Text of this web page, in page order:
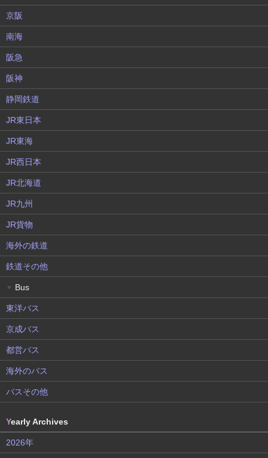
京阪
南海
阪急
阪神
静岡鉄道
JR東日本
JR東海
JR西日本
JR北海道
JR九州
JR貨物
海外の鉄道
鉄道その他
▼ Bus
東洋バス
京成バス
都営バス
海外のバス
バスその他
Yearly Archives
2026年